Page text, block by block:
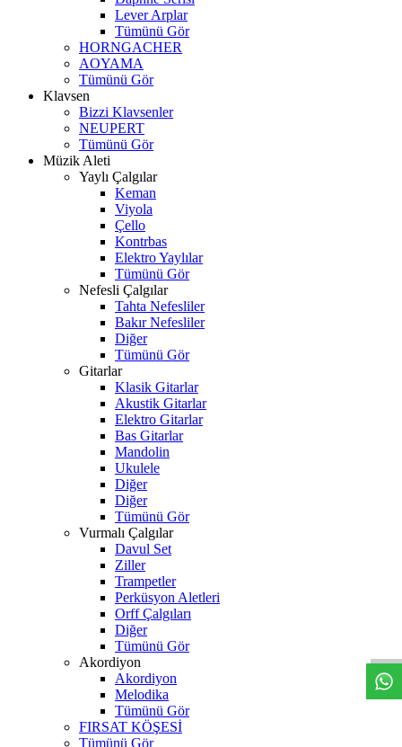
Lever Arplar
Tümünü Gör
HORNGACHER
AOYAMA
Tümünü Gör
Klavsen
Bizzi Klavsenler
NEUPERT
Tümünü Gör
Müzik Aleti
Yaylı Çalgılar
Keman
Viyola
Çello
Kontrbas
Elektro Yaylılar
Tümünü Gör
Nefesli Çalgılar
Tahta Nefesliler
Bakır Nefesliler
Diğer
Tümünü Gör
Gitarlar
Klasik Gitarlar
Akustik Gitarlar
Elektro Gitarlar
Bas Gitarlar
Mandolin
Ukulele
Diğer
Diğer
Tümünü Gör
Vurmalı Çalgılar
Davul Set
Ziller
Trampetler
Perküsyon Aletleri
Orff Çalgıları
Diğer
Tümünü Gör
Akordiyon
Akordiyon
Melodika
Tümünü Gör
FIRSAT KÖŞESİ
Tümünü Gör